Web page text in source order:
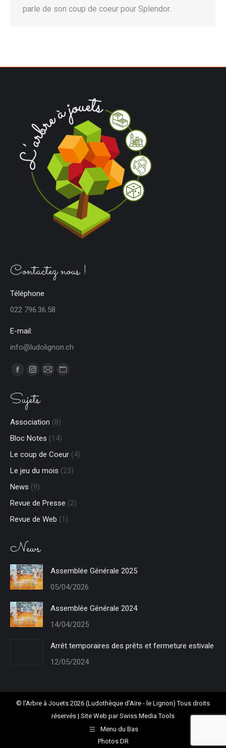
parle de son coup de coeur pour Splendor.
Contactez nous !
Téléphone
022 796.36.58
E-mail:
info@ludolignon.ch
Trouvez nous sur :
Facebook
opens
window
Instagram
opens
window
E-
new
window
Site
window
Sujets
Association (8)
Bloc Notes (14)
Le coup de Coeur (4)
Le jeu du mois (23)
News (9)
Revue de Presse (2)
Revue de Web (1)
News
Assemblée Générale 2025
05/04/2026
Assemblée Générale 2024
14/04/2025
Arrêt temporaires des prêts et fermeture estivale
12/05/2024
© l'Arbre à Jouets 2026 (Ludothèque d'Aïre - le Lignon) Tous droits
réservés | Site Web parSwiss Media Tools
Menu du Bas
Photos DR